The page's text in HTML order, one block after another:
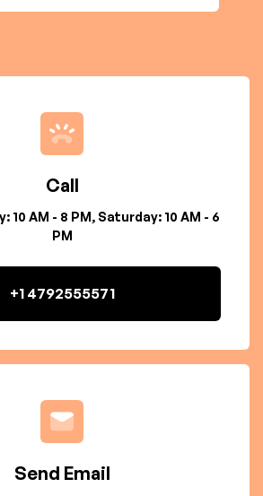
Call
10 AM - 8 PM, Saturday: 10 AM - 6
PM
+1 4792555571
Send Email